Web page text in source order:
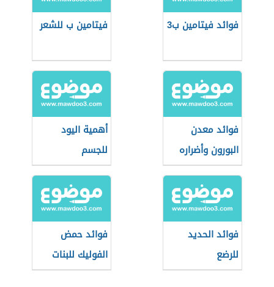
فوائد فيتامين ب3 فيتامين ب للشعر
فوائد معدن
البورون وأضراره
أهمية اليود
للجسم
فوائد الحديد
للرضع
فوائد حمض
الفوليك للبنات